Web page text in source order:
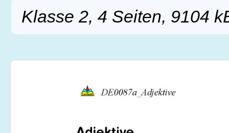
Klasse 2, 4 Seiten, 9104